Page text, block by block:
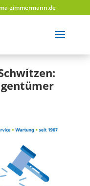
zimmermann.de